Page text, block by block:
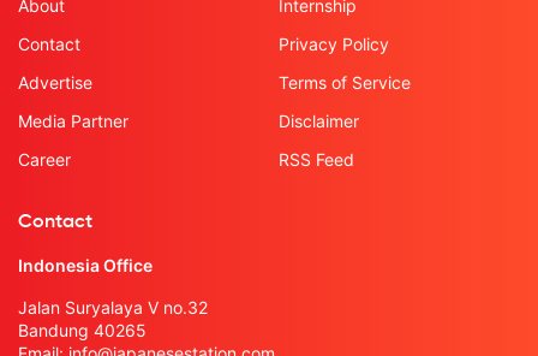
About
Contact
Advertise
Media Partner
Career
Internship
Privacy Policy
Terms of Service
Disclaimer
RSS Feed
Contact
Indonesia Office
Jalan Suryalaya V no.32
Bandung 40265